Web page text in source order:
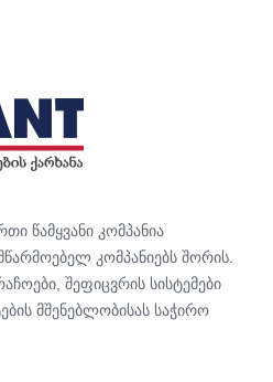
წამყვანი კომპანია
კომპანიებს შორის.
შეფიცვრის სისტემები
მშენებლობისას საჭირო